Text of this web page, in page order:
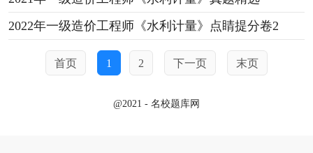
2022年一级造价工程师《水利计量》点睛提分卷2
首页 1 2 下一页 末页
@2021 - 名校题库网